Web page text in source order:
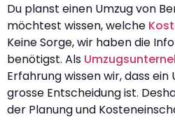
Du planst einen Umzug von
möchtest wissen, welche
Keine Sorge, wir haben die
benötigst. Als
Erfahrung wissen wir, dass ein
grosse Entscheidung ist.
der Planung und